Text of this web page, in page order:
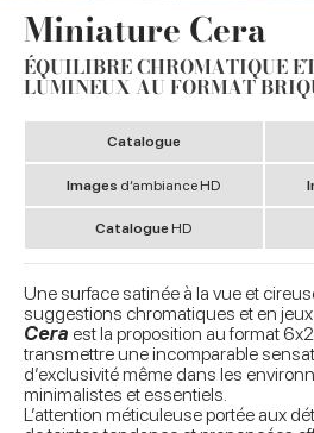
Miniature Cera
ÉQUILIBRE CHROMATIQUE
LUMINEUX AU FORMAT
Catalogue
Images d’ambiance HD
Catalogue HD
Une surface satinée à la vue et
suggestions chromatiques et en
Cera est la proposition au format
transmettre une incomparable
d’exclusivité même dans les
minimalistes et essentiels.
L’attention méticuleuse portée aux